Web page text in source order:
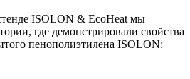
ISOLON & EcoHeat мы
где демонстрировали свойства
пенополиэтилена ISOLON: